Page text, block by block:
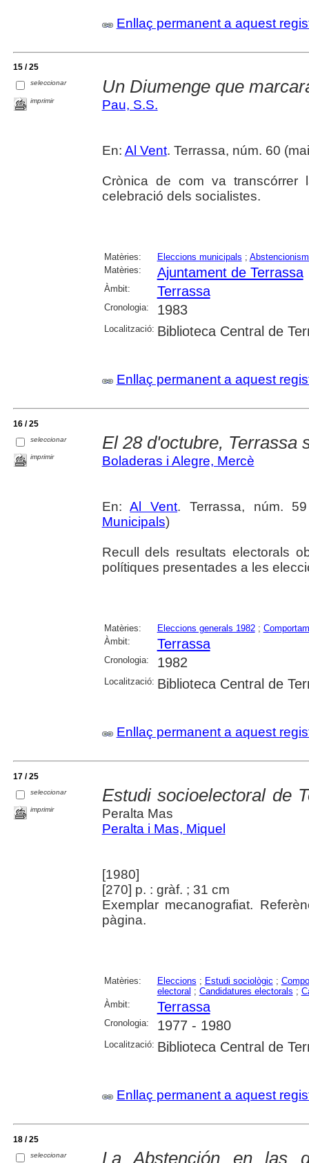
Enllaç permanent a aquest
15 / 25
seleccionar
imprimir
Un Diumenge que
Pau, S.S.
En: Al Vent. Terrassa, núm. 60
Crònica de com va
celebració dels socialistes.
Matèries: Eleccions municipals ;
Matèries:
Ajuntament de Terrassa
Àmbit: Terrassa
Cronologia: 1983
Localització: Biblioteca Central de
Enllaç permanent a aquest
16 / 25
seleccionar
imprimir
El 28 d'octubre, Terrassa
Boladeras i Alegre, Mercè
En:Al Vent. Terrassa, núm.
Municipals)
Recull dels resultats electorals
polítiques presentades a les
Matèries: Eleccions generals 1982;
Àmbit:
Terrassa
Cronologia: 1982
Localització: Biblioteca Central de
Enllaç permanent a aquest
17 / 25
seleccionar
imprimir
Estudi socioelectoral de
Peralta Mas
Peralta i Mas, Miquel
[1980]
[270] p. : gràf. ; 31 cm
Exemplar mecanografiat.
pàgina.
Matèries: Eleccions ; Estudi sociològic ;
electoral ; Candidatures electorals ;
Àmbit:
Terrassa
Cronologia: 1977 - 1980
Localització: Biblioteca Central de
Enllaç permanent a aquest
18 / 25
seleccionar La Abstención en las